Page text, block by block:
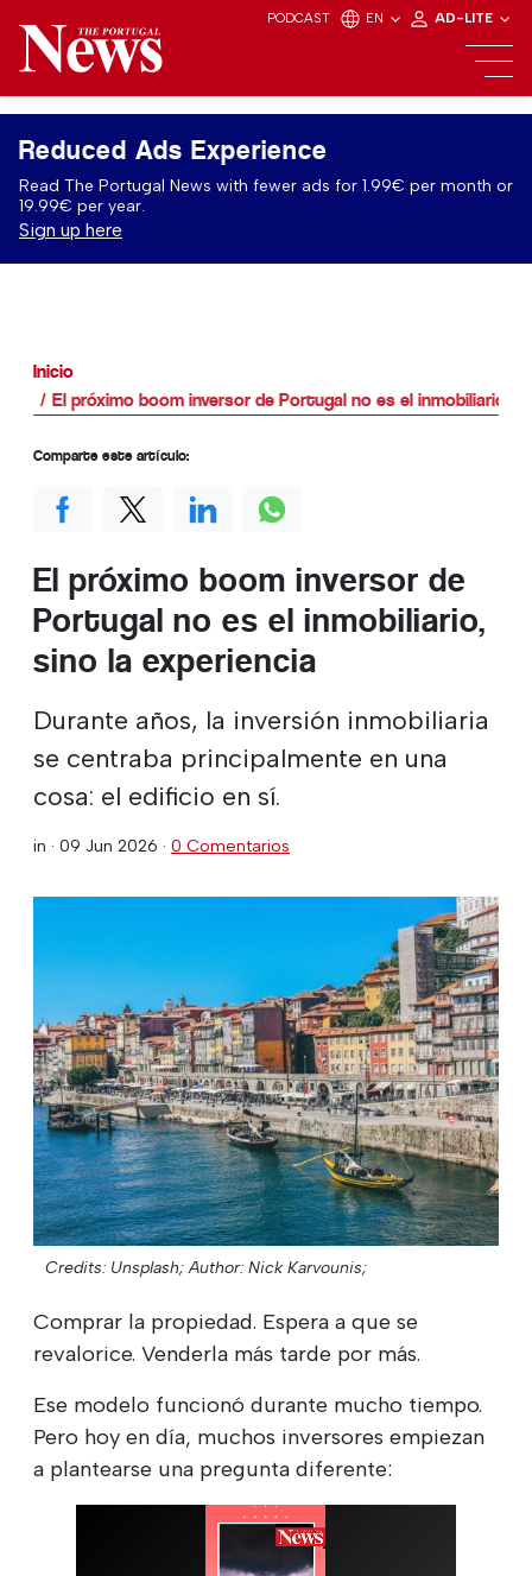
PODCAST EN AD-LITE
Reduced Ads Experience
Read The Portugal News with fewer ads for 1.99€ per month or
19.99€ per year.
Sign up here
Inicio
El próximo boom inversor de Portugal no es el inmobiliario,
El próximo boom inversor de
Portugal no es el inmobiliario,
sino la experiencia
Durante años, la inversión inmobiliaria
se centraba principalmente en una
cosa: el edificio en sí.
in · 09 Jun 2026 · 0 Comentarios
Credits: Unsplash; Author: Nick Karvounis;
Comprar la propiedad. Espera a que se
revalorice. Venderla más tarde por más.
Ese modelo funcionó durante mucho tiempo.
Pero hoy en día, muchos inversores empiezan
a plantearse una pregunta diferente:
Comparte este artículo: